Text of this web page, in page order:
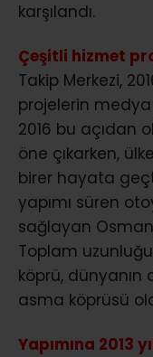
karşılandı.
Çeşitli hizmet
Takip Merkezi,
projelerin medya
2016 bu açıdan
öne çıkarken,
birer hayata
yapımı süren
sağlayan
Toplam
köprü, dünyanın
asma köprüsü
Yapımına 2013